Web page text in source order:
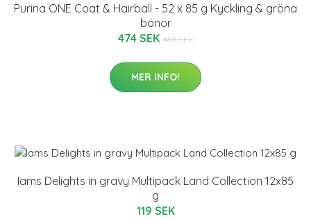
Purina ONE Coat & Hairball - 52 x 85 g Kyckling & gröna
bönor
474 SEK 488 SEK
MER INFO!
Iams Delights in gravy Multipack Land Collection 12x85
g
119 SEK